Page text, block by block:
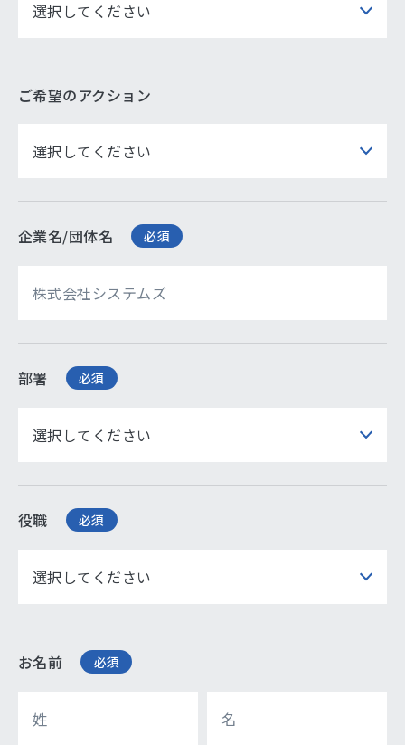
ご希望のアクション
企業名/団体名 必須
部署 必須
役職 必須
お名前 必須